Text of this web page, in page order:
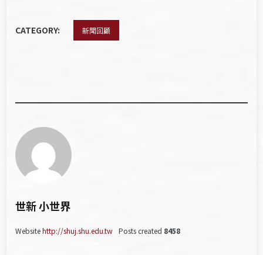
CATEGORY: 新聞回顧
世新 小世界
Websitehttp://shuj.shu.edu.tw Posts created 8458